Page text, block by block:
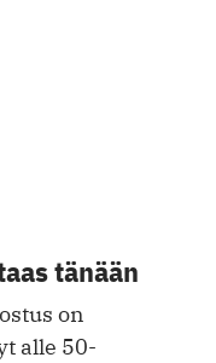
tänään
on
alle 50-